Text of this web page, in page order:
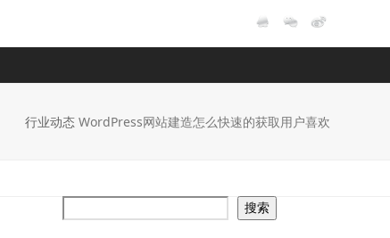
行业动态 WordPress网站建造怎么快速的获取用户喜欢
搜索